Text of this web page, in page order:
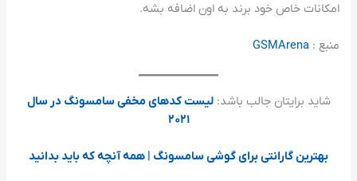
امکانات خاص خود برند به اون اضافه بشه.
منبع : GSMArena
شاید برایتان جالب باشد:لیست کدهای مخفی سامسونگ در سال
۲۰۲۱
بهترین گارانتی برای گوشی سامسونگ | همه آنچه که باید بدانید